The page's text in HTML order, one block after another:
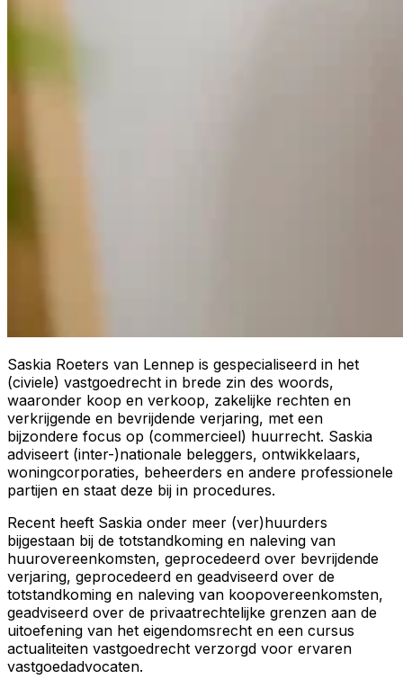
Saskia Roeters van Lennep is gespecialiseerd in het
(civiele) vastgoedrecht in brede zin des woords,
waaronder koop en verkoop, zakelijke rechten en
verkrijgende en bevrijdende verjaring, met een
bijzondere focus op (commercieel) huurrecht. Saskia
adviseert (inter-)nationale beleggers, ontwikkelaars,
woningcorporaties, beheerders en andere professionele
partijen en staat deze bij in procedures.
Recent heeft Saskia onder meer (ver)huurders
bijgestaan bij de totstandkoming en naleving van
huurovereenkomsten, geprocedeerd over bevrijdende
verjaring, geprocedeerd en geadviseerd over de
totstandkoming en naleving van koopovereenkomsten,
geadviseerd over de privaatrechtelijke grenzen aan de
uitoefening van het eigendomsrecht en een cursus
actualiteiten vastgoedrecht verzorgd voor ervaren
vastgoedadvocaten.